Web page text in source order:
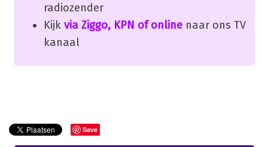
radiozender
Kijk via Ziggo, KPN of onlinenaar ons TV
kanaal
Save